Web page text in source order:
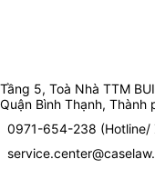
Tầng 5, Toà Nhà TTM
Quận Bình Thạnh, Thành
0971-654-238 (Hotline/